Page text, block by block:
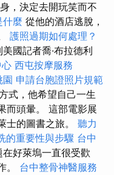
，決定去開玩笑而不
什麼 從他的酒店逃脫，
護照過期如何處理？
國記者喬·布拉德利
西屯按摩服務
園 申請台胞證照片規範
式，他希望自己一生
而頭暈。 這部電影展
士的圖書之旅。 聽力
的重要性與步驟 台中
好萊塢一直很受歡
。 台中整骨神醫服務